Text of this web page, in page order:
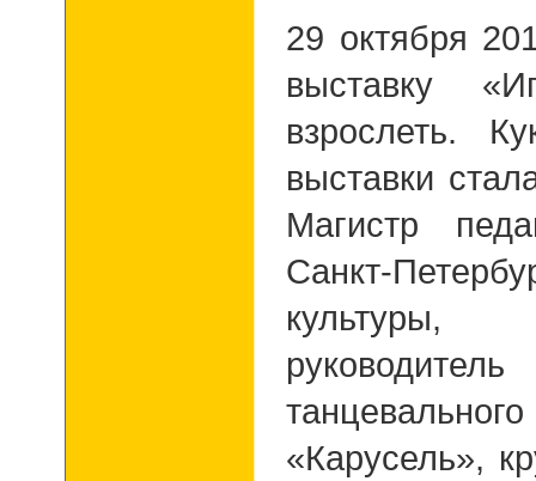
29 октября
выставку
взрослеть.
выставки
Магистр
Санкт-
«Карусель»,